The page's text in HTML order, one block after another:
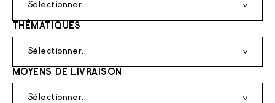
Sélectionner...
THÉMATIQUES
Sélectionner...
MOYENS DE LIVRAISON
Sélectionner...